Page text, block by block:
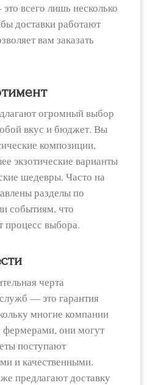
всего лишь несколько
доставки работают
вам заказать
огромный выбор
вкус и бюджет. Вы
композиции,
экзотические варианты
шедевры. Часто на
разделы по
событиям, что
процесс выбора.
черта
— это гарантия
многие компании
они могут
поступают
и качественными.
предлагают доставку